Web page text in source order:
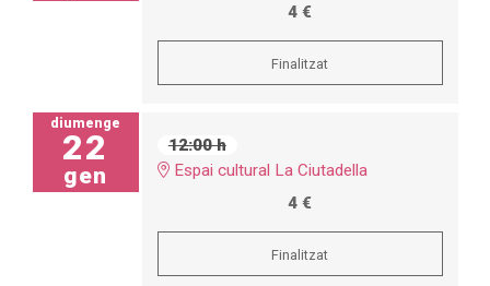
4 €
Finalitzat
diumenge
22
gen
12:00 h
Espai cultural La Ciutadella
4 €
Finalitzat